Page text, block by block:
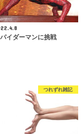
イダーマンに挑戦
つれずれ雑記